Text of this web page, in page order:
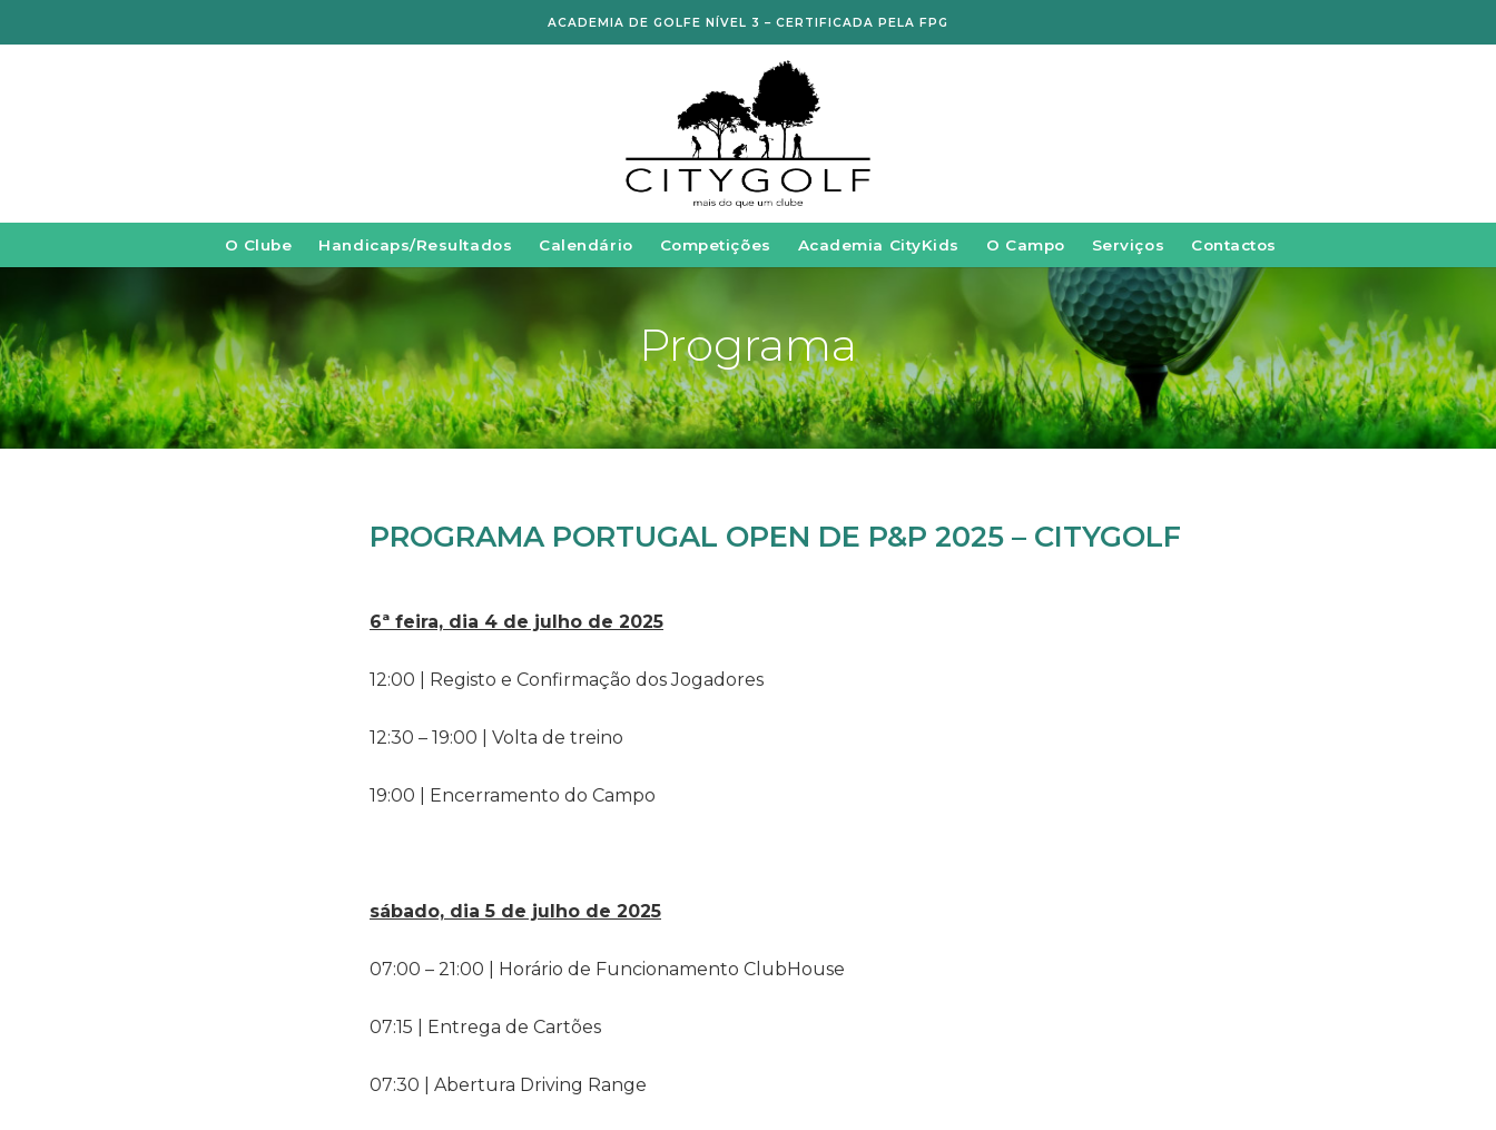
ACADEMIA DE GOLFE NÍVEL 3 – CERTIFICADA PELA FPG
O Clube Handicaps/Resultados Calendário Competições Academia CityKids O Campo Serviços Contactos
Programa
PROGRAMA PORTUGAL OPEN DE P&P 2025 – CITYGOLF
6ª feira, dia 4 de julho de 2025
12:00 | Registo e Confirmação dos Jogadores
12:30 – 19:00 | Volta de treino
19:00 | Encerramento do Campo
sábado, dia 5 de julho de 2025
07:00 – 21:00 | Horário de Funcionamento ClubHouse
07:15 | Entrega de Cartões
07:30 | Abertura Driving Range